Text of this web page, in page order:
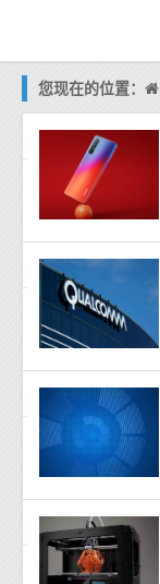
您现在的位置：